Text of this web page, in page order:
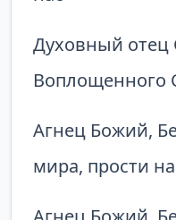
Духовный отец
Воплощенного
Агнец Божий,
мира, прости